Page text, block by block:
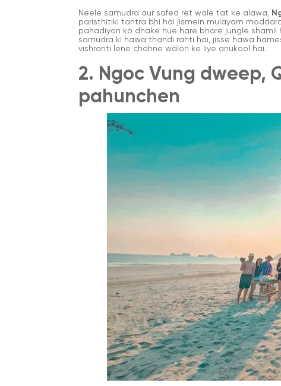
Neele samudra aur safed ret wale tat ke alawa,
paristhitiki tantra bhi hai jismein mulayam
pahadiyon ko dhake hue hare bhare jungle
samudra ki hawa thandi rahti hai, jisse hawa
vishranti lene chahne walon ke liye anukool hai.
2. Ngoc Vung dweep,
pahunchen